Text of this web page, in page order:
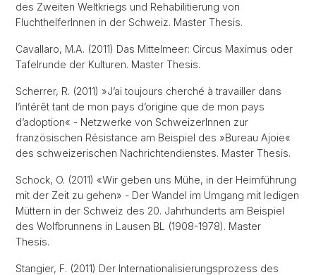
des Zweiten Weltkriegs und Rehabilitierung von
FluchthelferInnen in der Schweiz. Master Thesis.
Cavallaro, M.A. (2011) Das Mittelmeer: Circus Maximus oder
Tafelrunde der Kulturen. Master Thesis.
Scherrer, R. (2011) »J’ai toujours cherché à travailler dans
l’intérêt tant de mon pays d’origine que de mon pays
d’adoption« - Netzwerke von SchweizerInnen zur
französischen Résistance am Beispiel des »Bureau Ajoie«
des schweizerischen Nachrichtendienstes. Master Thesis.
Schock, O. (2011) «Wir geben uns Mühe, in der Heimführung
mit der Zeit zu gehen» - Der Wandel im Umgang mit ledigen
Müttern in der Schweiz des 20. Jahrhunderts am Beispiel
des Wolfbrunnens in Lausen BL (1908-1978). Master
Thesis.
Stangier, F. (2011) Der Internationalisierungsprozess des